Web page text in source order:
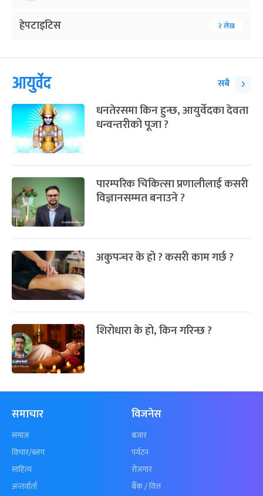
हेपटाइटिस २ लेख
आयुर्वेद सबै
धनतेरसमा किन हुन्छ, आयुर्वेदका देवता
धन्वन्तरीको पूजा ?
पारम्परिक चिकित्सा प्रणालीलाई कसरी
विज्ञानसम्मत बनाउने ?
अकुपन्चर के हो ? कसरी काम गर्छ ?
शिरोधारा के हो, किन गरिन्छ ?
समाचार
समाज
विचार/ब्लग
साहित्य
अन्तर्वार्ता
विजनेस
बजार
पर्यटन
रोजगार
बैँक / वित्त